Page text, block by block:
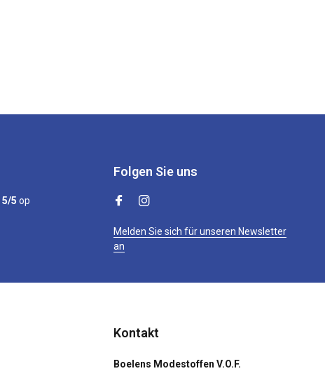
5/5 op
Folgen Sie uns
Melden Sie sich für unseren Newsletter
an
Kontakt
Boelens Modestoffen V.O.F.